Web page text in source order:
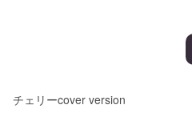
チェリーcover version